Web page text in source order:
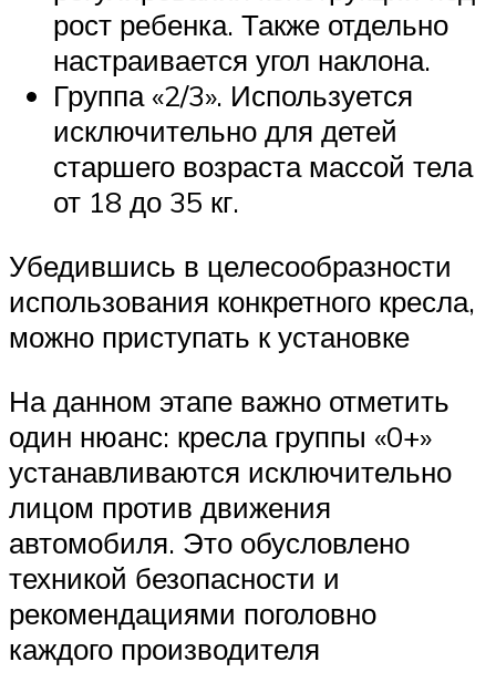
рост ребенка. Также отдельно
настраивается угол наклона.
Группа «2/3». Используется
исключительно для детей
старшего возраста массой тела
от 18 до 35 кг.
Убедившись в целесообразности
использования конкретного кресла,
можно приступать к установке
На данном этапе важно отметить
один нюанс: кресла группы «0+»
устанавливаются исключительно
лицом против движения
автомобиля. Это обусловлено
техникой безопасности и
рекомендациями поголовно
каждого производителя